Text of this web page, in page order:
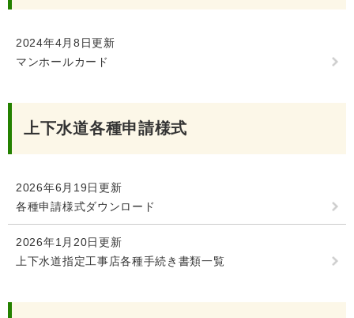
2024年4月8日更新
マンホールカード
上下水道各種申請様式
2026年6月19日更新
各種申請様式ダウンロード
2026年1月20日更新
上下水道指定工事店各種手続き書類一覧